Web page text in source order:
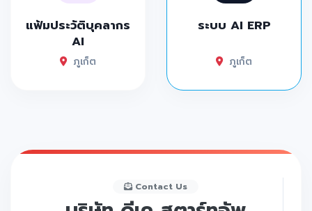
แฟ้มประวัติบุคลากร
AI
ภูเก็ต
ระบบ AI ERP
ภูเก็ต
Contact Us